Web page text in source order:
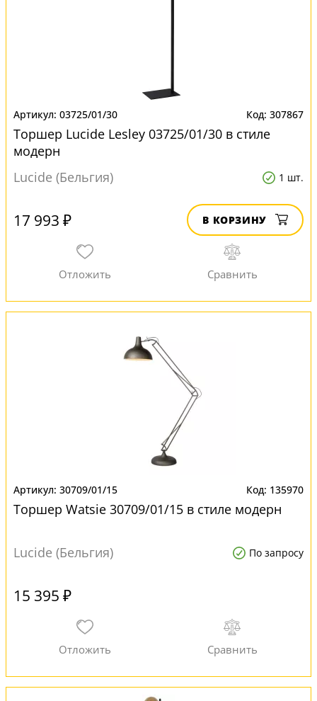
03725/01/30 307867
Торшер Lucide Lesley 03725/01/30 в стиле
модерн
Lucide (Бельгия)
1 шт.
17 993 ₽ В КОРЗИНУ
30709/01/15 135970
Торшер Watsie 30709/01/15 в стиле модерн
Lucide (Бельгия) По запросу
15 395 ₽